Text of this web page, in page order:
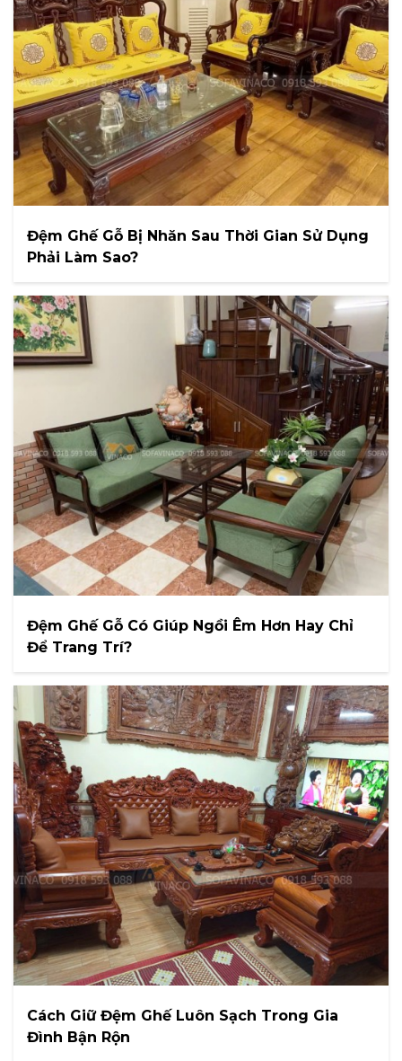
Đệm Ghế Gỗ Bị Nhăn Sau Thời Gian Sử Dụng
Phải Làm Sao?
Đệm Ghế Gỗ Có Giúp Ngồi Êm Hơn Hay Chỉ
Để Trang Trí?
Cách Giữ Đệm Ghế Luôn Sạch Trong Gia
Đình Bận Rộn